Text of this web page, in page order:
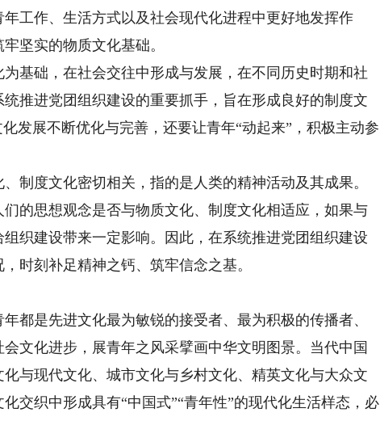
工作、生活方式以及社会现代化进程中更好地发挥作
坚实的物质文化基础。
础，在社会交往中形成与发展，在不同历史时期和社
推进党团组织建设的重要抓手，旨在形成良好的制度文
发展不断优化与完善，还要让青年“动起来”，积极主动参
度文化密切相关，指的是人类的精神活动及其成果。
的思想观念是否与物质文化、制度文化相适应，如果与
织建设带来一定影响。因此，在系统推进党团组织建设
时刻补足精神之钙、筑牢信念之基。
是先进文化最为敏锐的接受者、最为积极的传播者、
文化进步，展青年之风采擘画中华文明图景。当代中国
与现代文化、城市文化与乡村文化、精英文化与大众文
交织中形成具有“中国式”“青年性”的现代化生活样态，必